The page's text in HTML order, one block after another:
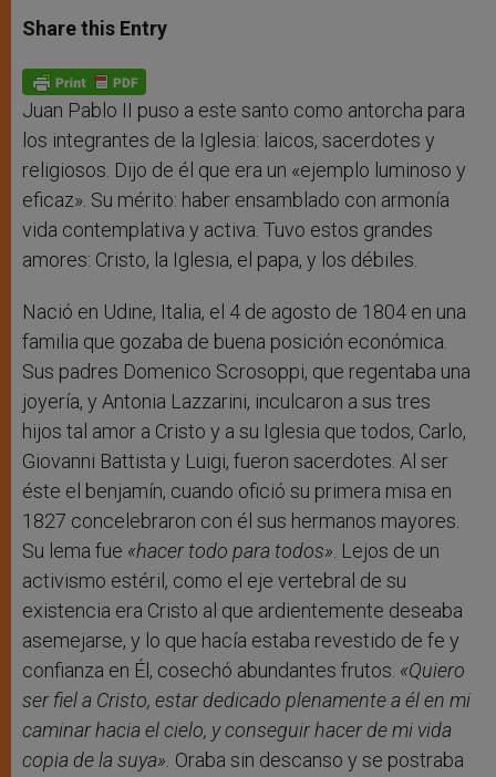
t
s
p
p
s
e
g
e
r
e
b
o
k
Share this Entry
Juan Pablo II puso a este santo como antorcha para
los integrantes de la Iglesia: laicos, sacerdotes y
religiosos. Dijo de él que era un «ejemplo luminoso y
eficaz». Su mérito: haber ensamblado con armonía
vida contemplativa y activa. Tuvo estos grandes
amores: Cristo, la Iglesia, el papa, y los débiles.
Nació en Udine, Italia, el 4 de agosto de 1804 en una
familia que gozaba de buena posición económica.
Sus padres Domenico Scrosoppi, que regentaba una
joyería, y Antonia Lazzarini, inculcaron a sus tres
hijos tal amor a Cristo y a su Iglesia que todos, Carlo,
Giovanni Battista y Luigi, fueron sacerdotes. Al ser
éste el benjamín, cuando ofició su primera misa en
1827 concelebraron con él sus hermanos mayores.
Su lema fue «hacer todo para todos». Lejos de un
activismo estéril, como el eje vertebral de su
existencia era Cristo al que ardientemente deseaba
asemejarse, y lo que hacía estaba revestido de fe y
confianza en Él, cosechó abundantes frutos. «Quiero
serfiel a Cristo, estar dedicado plenamente a él en mi
caminar hacia el cielo, y conseguir hacer de mi vida
copia de la suya». Oraba sin descanso y se postraba